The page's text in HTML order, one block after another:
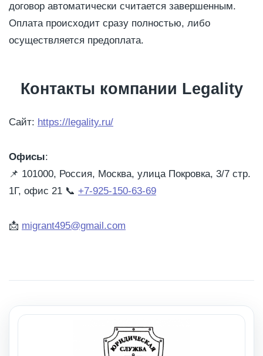
договор автоматически считается завершенным.
Оплата происходит сразу полностью, либо
осуществляется предоплата.
Контакты компании Legality
Сайт: https://legality.ru/
Офисы:
📌 101000, Россия, Москва, улица Покровка, 3/7 стр.
1Г, офис 21 📞 +7-925-150-63-69
📩 migrant495@gmail.com